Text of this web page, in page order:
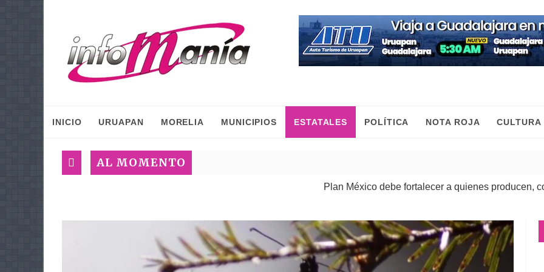
INICIO URUAPAN MORELIA MUNICIPIOS ESTATALES POLÍTICA NOTA ROJA CULTURA
AL MOMENTO
Plan México debe fortalecer a quienes producen, comercian y